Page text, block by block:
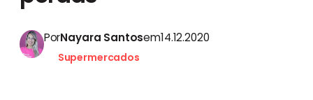
PorNayara Santosem14.12.2020
Supermercados